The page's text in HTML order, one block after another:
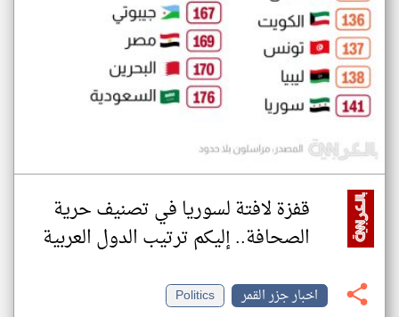
قفزة لافتة لسوريا في تصنيف حرية
الصحافة.. إليكم ترتيب الدول العربية
اخبار جزر القمر
Politics